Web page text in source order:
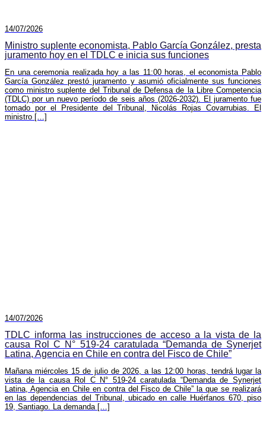
14/07/2026
Ministro suplente economista, Pablo García González, presta
juramento hoy en el TDLC e inicia sus funciones
En una ceremonia realizada hoy a las 11:00 horas, el economista Pablo
García González prestó juramento y asumió oficialmente sus funciones
como ministro suplente del Tribunal de Defensa de la Libre Competencia
(TDLC) por un nuevo período de seis años (2026-2032). El juramento fue
tomado por el Presidente del Tribunal, Nicolás Rojas Covarrubias. El
ministro […]
14/07/2026
TDLC informa las instrucciones de acceso a la vista de la
causa Rol C N° 519-24 caratulada “Demanda de Synerjet
Latina, Agencia en Chile en contra del Fisco de Chile”
Mañana miércoles 15 de julio de 2026, a las 12:00 horas, tendrá lugar la
vista de la causa Rol C N° 519-24 caratulada “Demanda de Synerjet
Latina, Agencia en Chile en contra del Fisco de Chile” la que se realizará
en las dependencias del Tribunal, ubicado en calle Huérfanos 670, piso
19, Santiago. La demanda […]